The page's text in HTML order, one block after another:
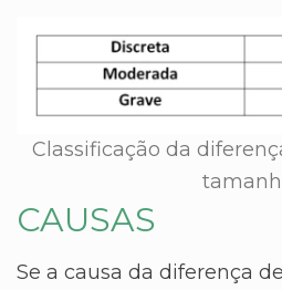
Classificação da
CAUSAS
Se a causa da diferença